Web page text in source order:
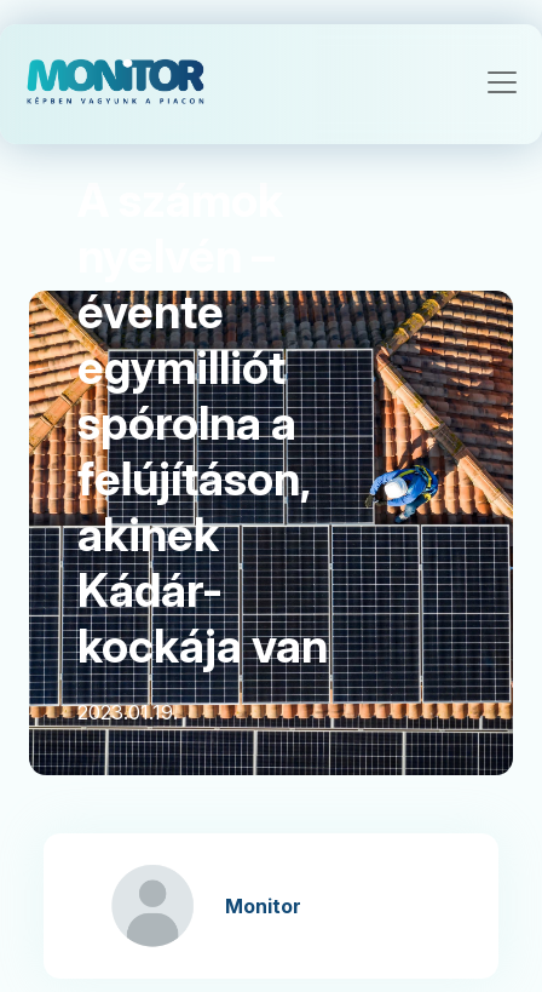
Podcast
évente
egymilliót
spórolna a
felújításon,
akinek
Kádár-
kockája van
2023.01.19.
Monitor